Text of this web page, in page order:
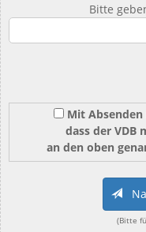
Bitte
Mit
dass der VDB
an den oben
(Bitte